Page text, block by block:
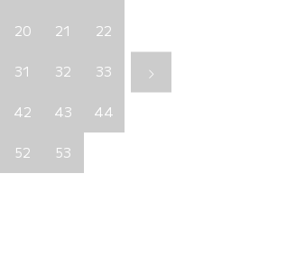
20 21 22
31 32 33
42 43 44
52 53